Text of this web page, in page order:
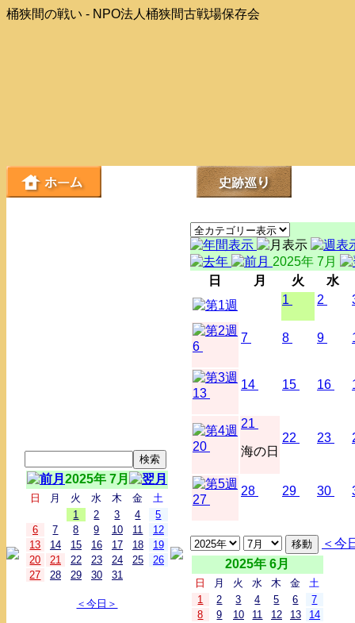
桶狭間の戦い - NPO法人桶狭間古戦場保存会
2025年 7月
日 月 火 水 木 金
土
1
2 3 4
5
6
7 8 9 10 11
12
13
14 15 16 17 18
19
20
21 22 23 24 25
26
27
28 29 30 31
＜今日＞
2025年 7月
日
月 火
水
1
2
6
7 8 9
13
14 15 16
20
21
海の日
22 23
27
28 29 30
＜今
2025年 6月
日 月 火 水 木 金
土
1
2 3 4 5 6
7
8
9 10 11 12 13
14